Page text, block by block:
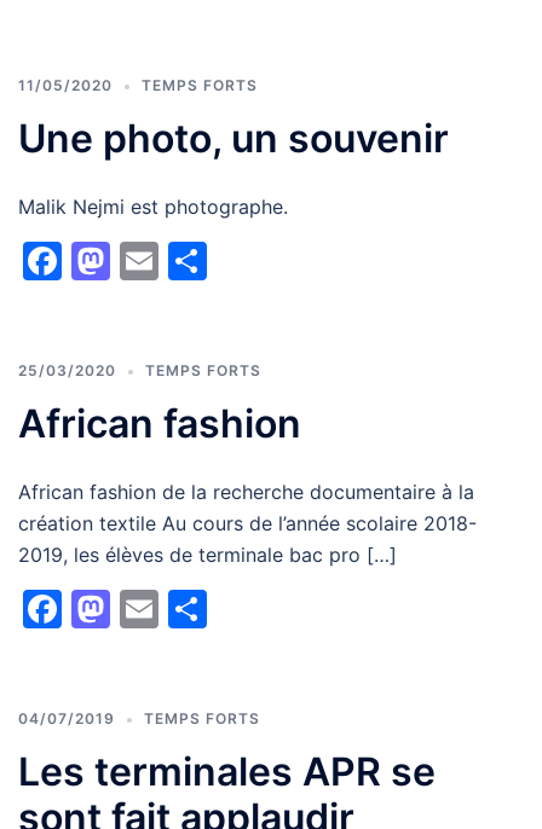
11/05/2020 TEMPS FORTS
Une photo, un souvenir
Malik Nejmi est photographe.
Facebook
Mastodon
Email
25/03/2020 TEMPS FORTS
African fashion
African fashion de la recherche documentaire à la
création textile Au cours de l’année scolaire 2018-
2019, les élèves de terminale bac pro […]
Facebook
Mastodon
Email
04/07/2019 TEMPS FORTS
Les terminales APR se
sont fait applaudir